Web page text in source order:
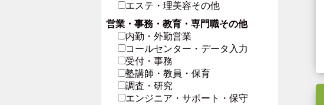
エステ・理美容その他
営業・事務・教育・専門職その他
内勤・外勤営業
コールセンター・データ入力
受付・事務
塾講師・教員・保育
調査・研究
エンジニア・サポート・保守